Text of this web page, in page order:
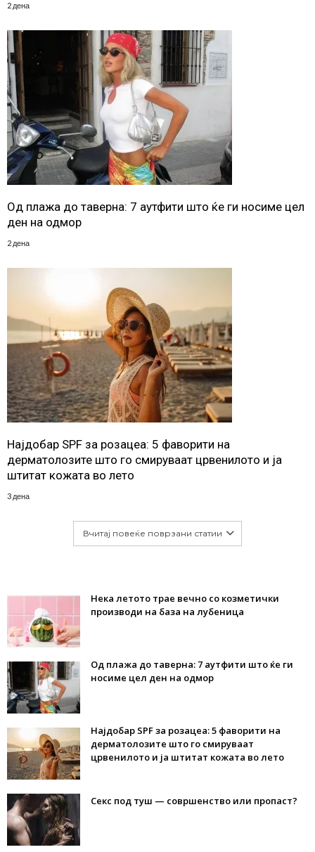
2 дена
Од плажа до таверна: 7 аутфити што ќе ги носиме цел
ден на одмор
2 дена
Најдобар SPF за розацеа: 5 фаворити на
дерматолозите што го смируваат црвенилото и ја
штитат кожата во лето
3 дена
Вчитај повеќе поврзани статии
Нека летото трае вечно со козметички
производи на база на лубеница
Од плажа до таверна: 7 аутфити што ќе ги
носиме цел ден на одмор
Најдобар SPF за розацеа: 5 фаворити на
дерматолозите што го смируваат
црвенилото и ја штитат кожата во лето
Секс под туш — совршенство или пропаст?